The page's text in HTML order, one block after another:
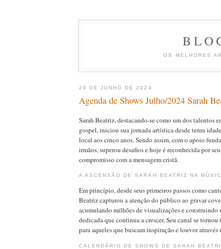
OS MELHORES
29 DE JUNHO DE 2024
Agenda de Shows Julho/2024 Sarah
Sarah Beatriz, destacando-se como um dos talentos
gospel, iniciou sua jornada artística desde tenra
local aos cinco anos. Sendo assim, com o apoio
irmãos, superou desafios e hoje é reconhecida por
compromisso com a mensagem cristã.
A ASCENSÃO DE SARAH BEATRIZ NA
Em princípio, desde seus primeiros passos como
Beatriz capturou a atenção do público ao gravar
acumulando milhões de visualizações e construindo
dedicada que continua a crescer. Seu canal se
para aqueles que buscam inspiração e louvor através
CALENDÁRIO DE SHOWS DE SARAH